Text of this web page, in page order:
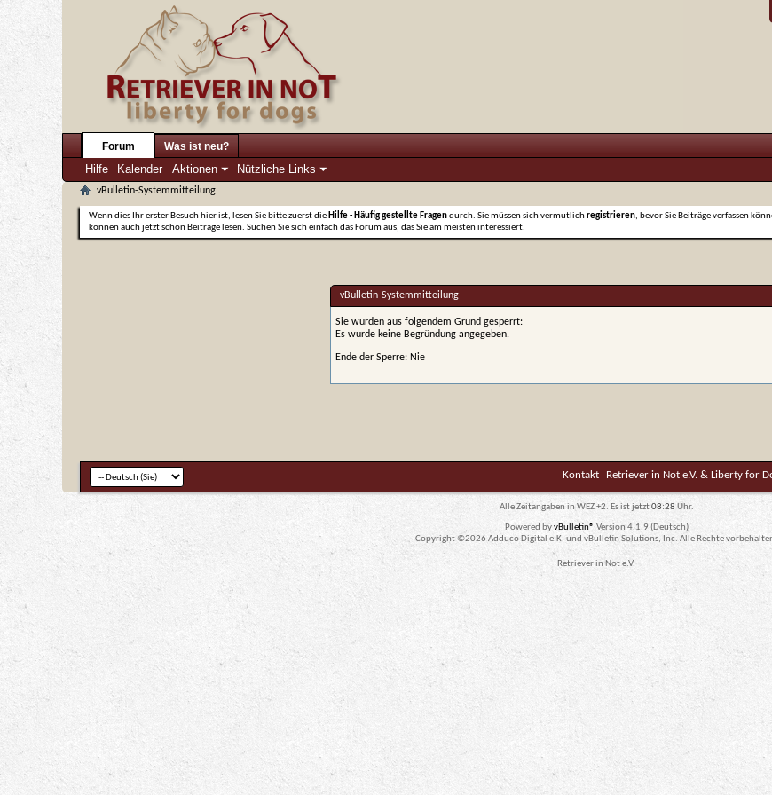
Forum
Hilfe Kalender Aktionen Nützliche Links
Was ist neu?
vBulletin-Systemmitteilung
Wenn dies Ihr erster Besuch hier ist, lesen Sie bitte zuerst die Hilfe - Häufig gestellte Fragendurch. Sie müssen sich vermutlichregistrieren, bevor Sie Beiträge verfassen
können auch jetzt schon Beiträge lesen. Suchen Sie sich einfach das Forum aus, das Sie am meisten interessiert.
vBulletin-Systemmitteilung
Sie wurden aus folgendem Grund gesperrt:
Es wurde keine Begründung angegeben.
Ende der Sperre: Nie
Kontakt Retriever in Not e.V. & Liberty for
Alle Zeitangaben in WEZ +2. Es ist jetzt08:28 Uhr.
Powered byvBulletin® Version 4.1.9 (Deutsch)
Copyright ©2026 Adduco Digital e.K. und vBulletin Solutions, Inc. Alle Rechte
Retriever in Not e.V.